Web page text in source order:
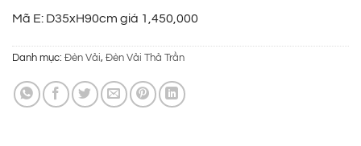
Mã E: D35xH90cm giá 1,450,000
Danh mục: Đèn Vải, Đèn Vải Thả Trần